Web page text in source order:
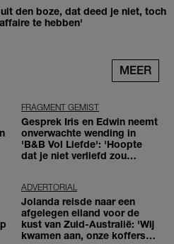
den boze, dat deed je niet, toch
te hebben'
MEER
FRAGMENT GEMIST
Gesprek Iris en Edwin neemt
onverwachte wending in
'B&B Vol Liefde': 'Hoopte
dat je niet verliefd zou
ADVERTORIAL
Jolanda reisde naar een
afgelegen eiland voor de
kust van Zuid-Australië: 'Wij
kwamen aan, onze koffers